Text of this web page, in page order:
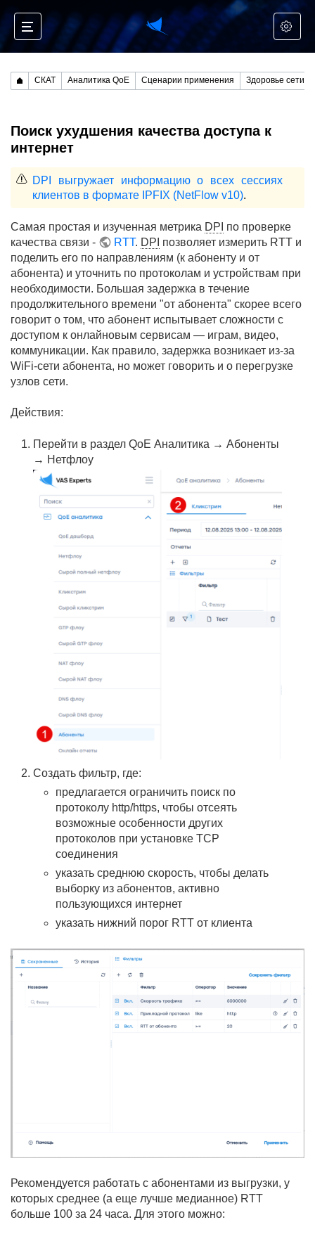
СКАТ Аналитика QoE Сценарии применения Здоровье сети
Поиск ухудшения качества доступа к
интернет
DPI выгружает информацию о всех сессиях
клиентов в формате IPFIX (NetFlow v10).
Самая простая и изученная метрика DPI по проверке
качества связи -
RTT. DPI позволяет измерить RTT и
поделить его по направлениям (к абоненту и от
абонента) и уточнить по протоколам и устройствам при
необходимости. Большая задержка в течение
продолжительного времени "от абонента" скорее всего
говорит о том, что абонент испытывает сложности с
доступом к онлайновым сервисам — играм, видео,
коммуникации. Как правило, задержка возникает из-за
WiFi-сети абонента, но может говорить и о перегрузке
узлов сети.
Действия:
Перейти в раздел QoE Аналитика → Абоненты
→ Нетфлоу
Создать фильтр, где:
предлагается ограничить поиск по
протоколу http/https, чтобы отсеять
возможные особенности других
протоколов при установке TCP
соединения
указать среднюю скорость, чтобы делать
выборку из абонентов, активно
пользующихся интернет
указать нижний порог RTT от клиента
Рекомендуется работать с абонентами из выгрузки, у
которых среднее (а еще лучше медианное) RTT
больше 100 за 24 часа. Для этого можно: